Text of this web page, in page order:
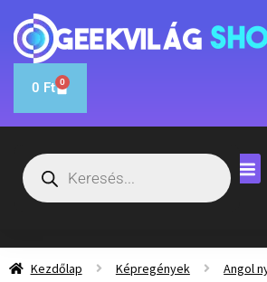
0 Ft 0
Kezdőlap Képregények
Angol